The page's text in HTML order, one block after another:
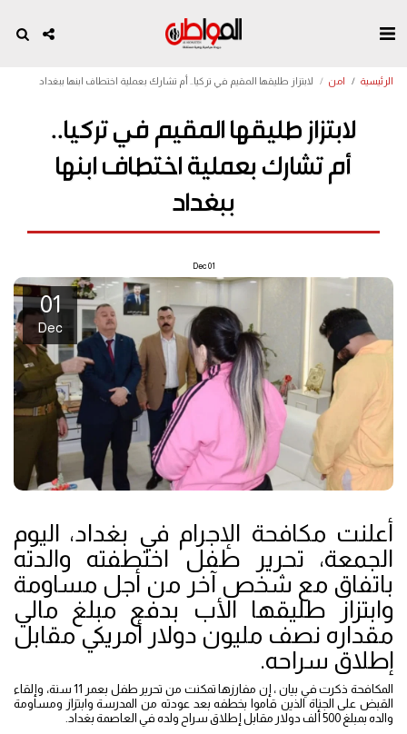
الرئيسية امن لابتزاز طليقها المقيم في تركيا.. أم تشارك بعملية اختطاف ابنها ببغداد
لابتزاز طليقها المقيم في تركيا..
أم تشارك بعملية اختطاف ابنها
ببغداد
01
Dec
01
Dec
أعلنت مكافحة الإجرام في بغداد، اليوم
الجمعة، تحرير طفل اختطفته والدته
باتفاق مع شخص آخر من أجل مساومة
وابتزاز طليقها الأب بدفع مبلغ مالي
مقداره نصف مليون دولار أمريكي مقابل
إطلاق سراحه.
المكافحة ذكرت في بيان ، إن مفارزها تمكنت من تحرير طفل بعمر 11 سنة، وإلقاء
القبض على الجناة الذين قاموا بخطفه بعد عودته من المدرسة وابتزاز ومساومة
والده بمبلغ 500 ألف دولار مقابل إطلاق سراح ولده في العاصمة بغداد.